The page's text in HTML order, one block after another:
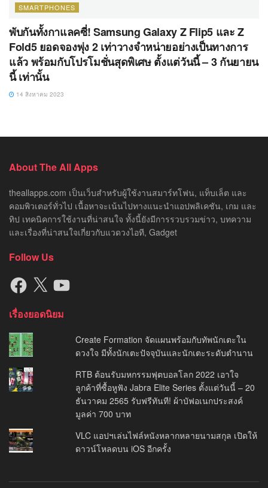
SMARTPHONES
พับกันทั้งกาแลคซี่! Samsung Galaxy Z Flip5 และ Z
Fold5 ยอดจองพุ่ง 2 เท่าวางจำหน่ายอย่างเป็นทางการ
แล้ว พร้อมกับโปรโมชั่นสุดพิเศษ ตั้งแต่วันนี้ – 3 กันยายน
นี้ เท่านั้น
14 สิงหาคม 2023
About The All Apps
theallapps.com เป็นเว็บสำหรับผู้ใช้งานสมาร์ทโฟน, แท็บเล็ต และ
คอมพิวเตอร์ทั่วไป เนื้อหาจะเน้นไปทางแนะนำแอปพลิเคชัน, เกม และ
ทิป เทคนิคการใช้งานที่น่าสนใจ ทั้งนี้ยังมีการรวบรวมข่าว, บทความ
และเรื่องที่น่าสนใจเกี่ยวกับแวดวงไอที, Gadget
Follow Us
Facebook
X YouTube
เรื่องยอดนิยม
Create Formation จัดแผนพร้อมกับทัพนักเตะใน
ดวงใจ มีทั้งนักเตะปัจจุบันและนักเตะระดับตำนาน
RTB ต้อนรับมหกรรมฟุตบอลโลก 2022 เอาใจ
ลูกค้าที่ซื้อหูฟัง Jabra Elite Series ตั้งแต่วันนี้ – 20
ธันวาคม 2565 รับฟรีทันที! ผ้าบัฟอเนกประสงค์
มูลค่า 700 บาท
VLC แอปฯเล่นไฟล์หนังหลากหลายนามสกุล เปิดให้
ดาวน์โหลดบน iOS อีกครั้ง